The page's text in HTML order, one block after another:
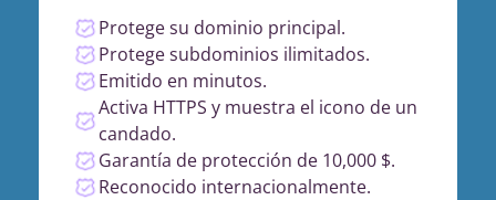
Protege su dominio principal.
Protege subdominios ilimitados.
Emitido en minutos.
Activa HTTPS y muestra el icono de un
candado.
Garantía de protección de 10,000 $.
Reconocido internacionalmente.